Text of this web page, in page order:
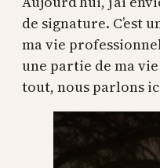
de signature. C’est
ma vie
une partie de ma
tout, nous parlons